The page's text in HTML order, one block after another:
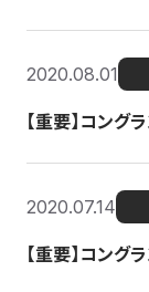
2020.08.01
【重要】コング
2020.07.14
【重要】コング